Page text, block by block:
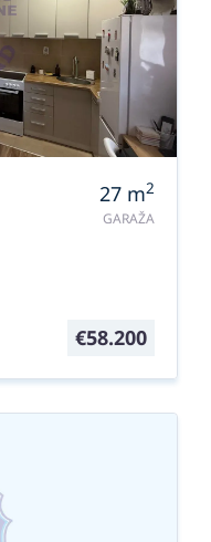
27 m2
GARAŽA
€58.200